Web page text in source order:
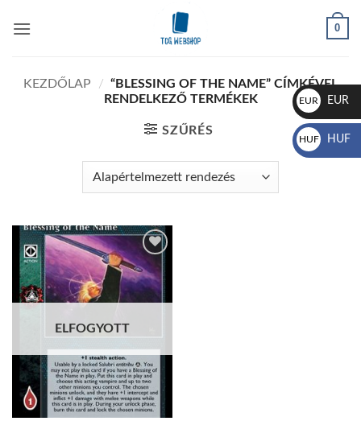
0
KEZDŐLAP / “BLESSING OF THE NAME” CÍMKÉVEL
RENDELKEZŐ TERMÉKEK
SZŰRÉS
Add to
wishlist
ELFOGYOTT
EUR
€
EUR
HUF
Ft
HUF